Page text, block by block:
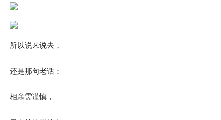
所以说来说去，
还是那句老话：
相亲需谨慎，